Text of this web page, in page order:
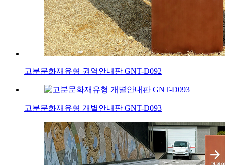
고분문화재유형 권역안내판 GNT-D092
고분문화재유형 개별안내판 GNT-D093